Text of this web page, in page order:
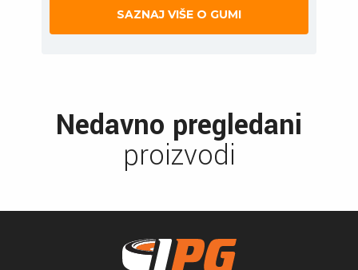
SAZNAJ VIŠE O GUMI
Nedavno pregledani
proizvodi